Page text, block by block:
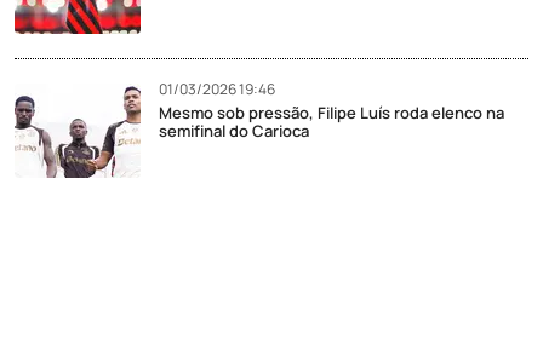
01/03/2026 19:46
Mesmo sob pressão, Filipe Luís roda elenco na
semifinal do Carioca